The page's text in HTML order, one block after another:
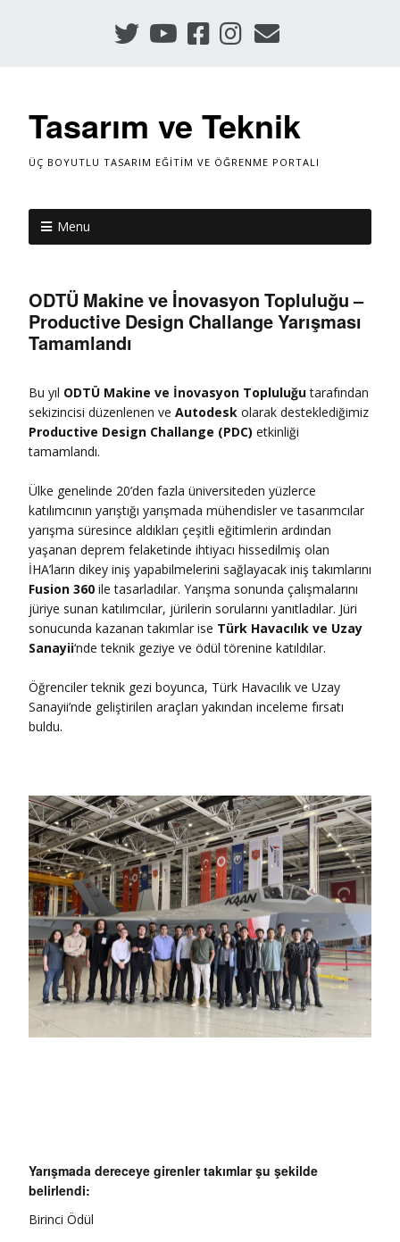
Tasarım ve Teknik
ÜÇ BOYUTLU TASARIM EĞITIM VE ÖĞRENME PORTALI
Menu
ODTÜ Makine ve İnovasyon Topluluğu –
Productive Design Challange Yarışması
Tamamlandı
Bu yıl ODTÜ Makine ve İnovasyon Topluluğutarafından
sekizincisi düzenlenen ve Autodesk olarak desteklediğimiz
Productive Design Challange (PDC) etkinliği
tamamlandı.
Ülke genelinde 20’den fazla üniversiteden yüzlerce
katılımcının yarıştığı yarışmada mühendisler ve tasarımcılar
yarışma süresince aldıkları çeşitli eğitimlerin ardından
yaşanan deprem felaketinde ihtiyacı hissedilmiş olan
İHA’ların dikey iniş yapabilmelerini sağlayacak iniş takımlarını
Fusion 360 ile tasarladılar. Yarışma sonunda çalışmalarını
jüriye sunan katılımcılar, jürilerin sorularını yanıtladılar. Jüri
sonucunda kazanan takımlar ise Türk Havacılık ve Uzay
Sanayii‘nde teknik geziye ve ödül törenine katıldılar.
Öğrenciler teknik gezi boyunca, Türk Havacılık ve Uzay
Sanayii’nde geliştirilen araçları yakından inceleme fırsatı
buldu.
Yarışmada dereceye girenler takımlar şu şekilde
belirlendi:
Birinci Ödül